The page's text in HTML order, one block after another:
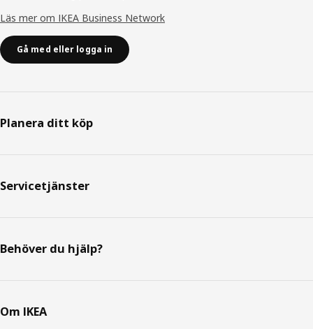
Läs mer om IKEA Business Network
Gå med eller logga in
Planera ditt köp
Servicetjänster
Behöver du hjälp?
Om IKEA